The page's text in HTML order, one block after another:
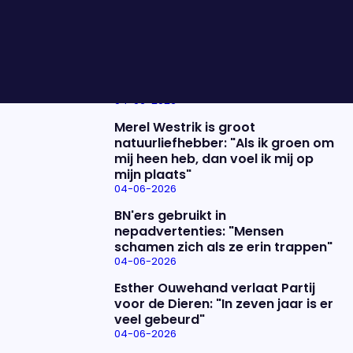
04-06-2026
Merel Westrik is groot
natuurliefhebber: "Als ik groen om
mij heen heb, dan voel ik mij op
mijn plaats"
04-06-2026
BN'ers gebruikt in
nepadvertenties: "Mensen
schamen zich als ze erin trappen"
04-06-2026
Esther Ouwehand verlaat Partij
voor de Dieren: "In zeven jaar is er
veel gebeurd"
04-06-2026